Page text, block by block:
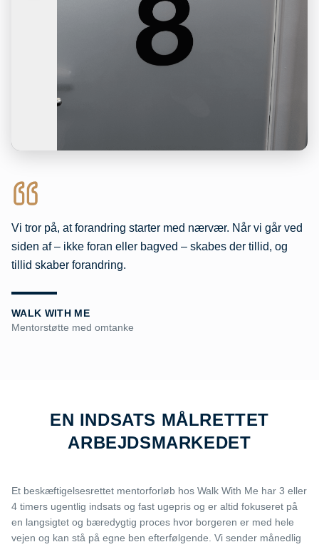
Vi tror på, at forandring starter med nærvær. Når vi går ved
siden af – ikke foran eller bagved – skabes der tillid, og
tillid skaber forandring.
WALK WITH ME
Mentorstøtte med omtanke
EN INDSATS MÅLRETTET
ARBEJDSMARKEDET
Et beskæftigelsesrettet mentorforløb hos Walk With Me har 3 eller
4 timers ugentlig indsats og fast ugepris og er altid fokuseret på
en langsigtet og bæredygtig proces hvor borgeren er med hele
vejen og kan stå på egne ben efterfølgende. Vi sender månedlig